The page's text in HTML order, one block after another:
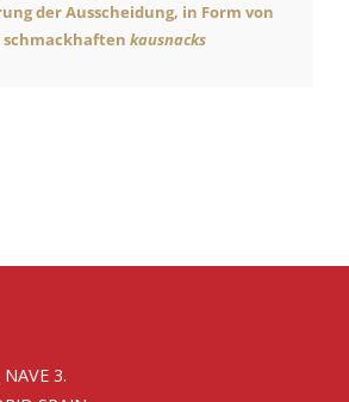
der Ausscheidung, in Form von
schmackhaften kausnacks
3.